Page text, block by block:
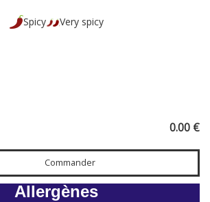
Spicy Very spicy
0.00 €
Commander
Allergènes